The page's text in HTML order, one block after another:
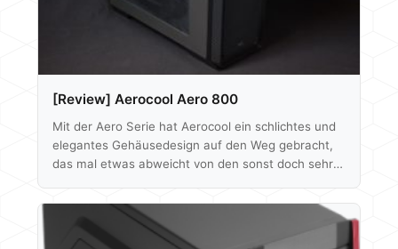
[Review] Aerocool Aero 800
Mit der Aero Serie hat Aerocool ein schlichtes und
elegantes Gehäusedesign auf den Weg gebracht,
das mal etwas abweicht von den sonst doch sehr
auch unter dem Kürzel PGS-A anzutreffende Serie,
in drei verschiedenen Größen, wobei alle Drei
Mainboards bis zum ATX Formfaktor unterstützen.